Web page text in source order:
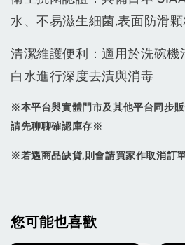
水、不易滋生細菌,表面防滑顆
清潔維護便利：適用於洗碗機
白水進行深度去漬與消毒
※本平台與實體門市及其他平台同步
請先聊聊確認庫存※
※若遇商品缺貨,則會請買家作取消訂
您可能也喜歡